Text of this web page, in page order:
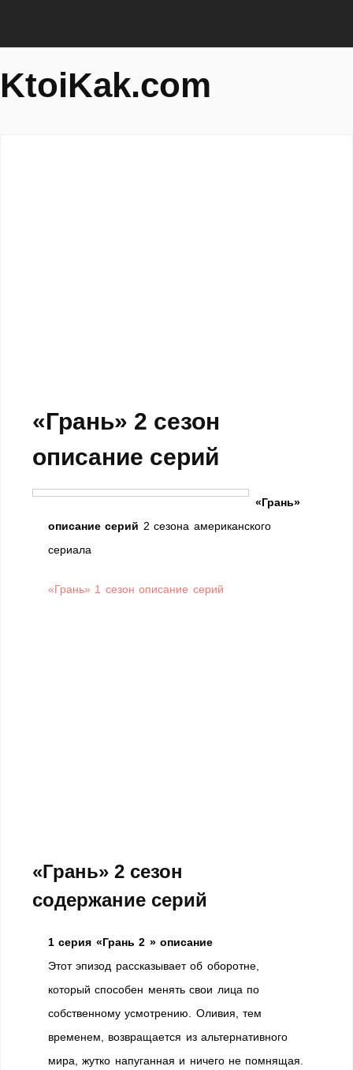
KtoiKak.com
«Грань» 2 сезон
описание серий
«Грань»
описание серий 2 сезона американского
сериала
«Грань» 1 сезон описание серий
«Грань» 2 сезон
содержание серий
1 серия «Грань 2 » описание
Этот эпизод рассказывает об оборотне,
который способен менять свои лица по
собственному усмотрению. Оливия, тем
временем, возвращается из альтернативного
мира, жутко напуганная и ничего не помнящая.